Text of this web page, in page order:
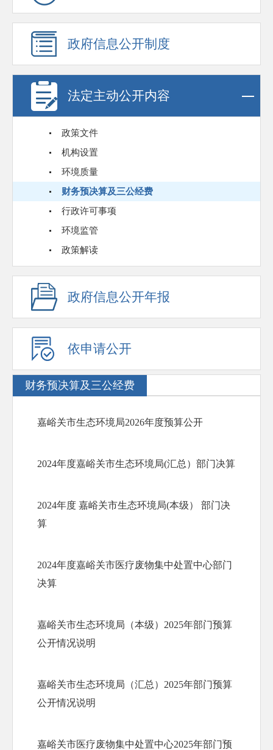
政府信息公开制度
法定主动公开内容
政策文件
机构设置
环境质量
财务预决算及三公经费
行政许可事项
环境监管
政策解读
政府信息公开年报
依申请公开
财务预决算及三公经费
嘉峪关市生态环境局2026年度预算公开
2024年度嘉峪关市生态环境局(汇总）部门决算
2024年度 嘉峪关市生态环境局(本级） 部门决
算
2024年度嘉峪关市医疗废物集中处置中心部门
决算
嘉峪关市生态环境局（本级）2025年部门预算
公开情况说明
嘉峪关市生态环境局（汇总）2025年部门预算
公开情况说明
嘉峪关市医疗废物集中处置中心2025年部门预